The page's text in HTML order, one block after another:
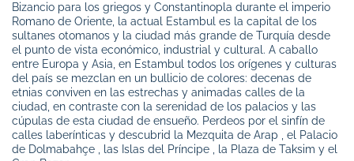
Bizancio para los griegos y Constantinopla durante el imperio
Romano de Oriente, la actual Estambul es la capital de los
sultanes otomanos y la ciudad más grande de Turquía desde
el punto de vista económico, industrial y cultural. A caballo
entre Europa y Asia, en Estambul todos los orígenes y culturas
del país se mezclan en un bullicio de colores: decenas de
etnias conviven en las estrechas y animadas calles de la
ciudad, en contraste con la serenidad de los palacios y las
cúpulas de esta ciudad de ensueño. Perdeos por el sinfín de
calles laberínticas y descubrid la Mezquita de Arap , el Palacio
de Dolmabahçe , las Islas del Príncipe , la Plaza de Taksim y el